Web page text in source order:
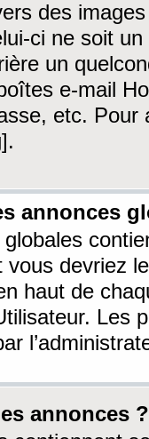
des
ci ne soit
un
e-mail
etc. Pour
annonces
vous devriez
haut de
Les
annonces ?